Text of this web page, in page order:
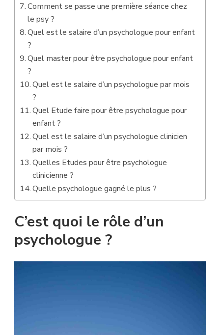
Comment se passe une première séance chez
le psy ?
Quel est le salaire d’un psychologue pour enfant
?
Quel master pour être psychologue pour enfant
?
Quel est le salaire d’un psychologue par mois
?
Quel Etude faire pour être psychologue pour
enfant ?
Quel est le salaire d’un psychologue clinicien
par mois ?
Quelles Etudes pour être psychologue
clinicienne ?
Quelle psychologue gagné le plus ?
C’est quoi le rôle d’un
psychologue ?